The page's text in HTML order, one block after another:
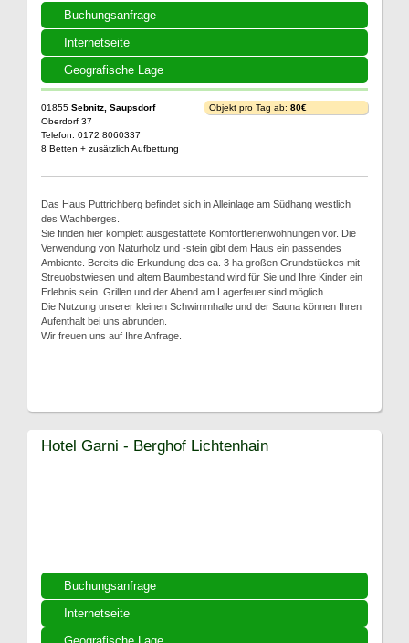
Buchungsanfrage
Internetseite
Geografische Lage
01855 Sebnitz, Saupsdorf
Oberdorf 37
Telefon: 0172 8060337
8 Betten + zusätzlich Aufbettung
Objekt pro Tag ab: 80€
Das Haus Puttrichberg befindet sich in Alleinlage am Südhang westlich
des Wachberges.
Sie finden hier komplett ausgestattete Komfortferienwohnungen vor. Die
Verwendung von Naturholz und -stein gibt dem Haus ein passendes
Ambiente. Bereits die Erkundung des ca. 3 ha großen Grundstückes mit
Streuobstwiesen und altem Baumbestand wird für Sie und Ihre Kinder ein
Erlebnis sein. Grillen und der Abend am Lagerfeuer sind möglich.
Die Nutzung unserer kleinen Schwimmhalle und der Sauna können Ihren
Aufenthalt bei uns abrunden.
Wir freuen uns auf Ihre Anfrage.
Buchungsanfrage
Internetseite
Hotel Garni - Berghof Lichtenhain